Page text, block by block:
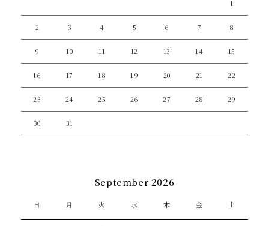
1
2 3 4 5 6 7 8
9 10 11 12 13 14 15
16 17 18 19 20 21 22
23 24 25 26 27 28 29
30 31
September 2026
日 月 火 水 木 金 土